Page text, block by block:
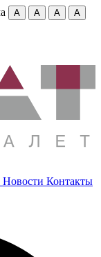
A A A
A
Новости Контакты